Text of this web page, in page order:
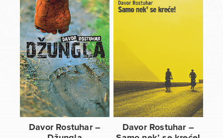
Davor Rostuhar –
Davor Rostuhar –